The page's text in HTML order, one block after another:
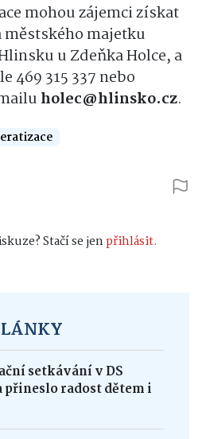
mohou zájemci získat
majetku
u Zdeňka Holce, a
469 315 337 nebo
holec@hlinsko.cz.
Stačí se jenpřihlásit.
setkávání v DS
radost dětem i